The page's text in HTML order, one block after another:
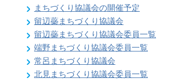
まちづくり協議会の開催予定
留辺蘂まちづくり協議会
留辺蘂まちづくり協議会委員一覧
端野まちづくり協議会委員一覧
常呂まちづくり協議会
北見まちづくり協議会委員一覧